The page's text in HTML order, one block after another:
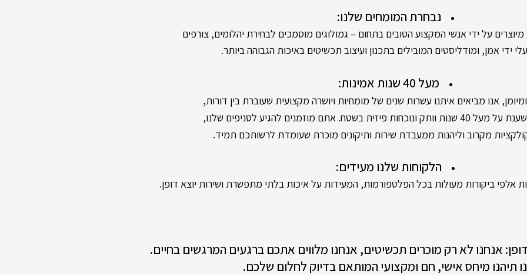
נבחרת המומחים שלנו:
על ידי אנשי המקצוע הטובים בתחום – גמולוגים מוסמכים לבחירת יהלומים, צורפים
ידי אמן, ומודליסטים המובילים בתכנון ועיצוב תכשיטים באיכות הגבוהה ביותר.
מעל 40 שנות אמינות:
אנו מביאים איתנו עשרות שנים של מומחיות ויושרה מקצועית שעוברת בין דורות,
בשטח. אתם מוזמנים להגיע לסניפים שלנו,
מקרוב וליהנות ממעבדת שירות ותיקונים מוכרת שעומדת לרשותכם תמיד.
הלקוחות שלנו מעידים:
אלפי ביקורות מעולות בכל הפלטפורמות, המעידות על איכות בלתי מתפשרת ושירות יוצא דופן.
דופן: אנחנו לא רק מוכרים תכשיטים, אנחנו מלווים אתכם ברגעים המרגשים בחיים.
תיהנו מיחס אישי, חם ומקצועי המותאם בדיוק לחלום שלכם.